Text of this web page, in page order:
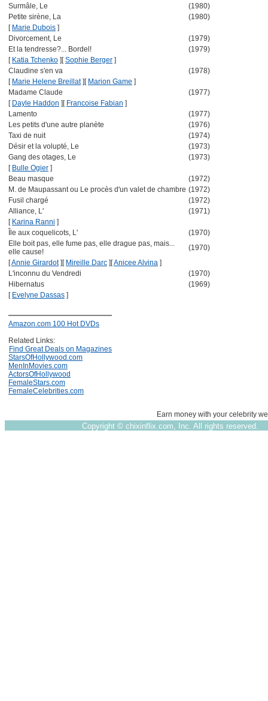
Surmâle, Le
(1980)
Petite sirène, La
(1980)
[ Marie Dubois ]
Divorcement, Le
(1979)
Et la tendresse?... Bordel!
(1979)
[ Katia Tchenko ] [Sophie Berger ]
Claudine s'en va
(1978)
[ Marie Helene Breillat] [ Marion Game ]
Madame Claude
(1977)
[ Dayle Haddon ] [ Francoise Fabian ]
Lamento
(1977)
Les petits d'une autre planète
(1976)
Taxi de nuit
(1974)
Désir et la volupté, Le
(1973)
Gang des otages, Le
(1973)
[ Bulle Ogier ]
Beau masque
(1972)
M. de Maupassant ou Le procès d'un valet de chambre (1972)
Fusil chargé
(1972)
Alliance, L'
(1971)
[ Karina Ranni ]
Île aux coquelicots, L'
(1970)
Elle boit pas, elle fume pas, elle drague pas, mais...
elle cause!
(1970)
[Annie Girardot] [ Mireille Darc ] [Anicee Alvina ]
L'inconnu du Vendredi
(1970)
Hibernatus
(1969)
[ Evelyne Dassas ]
Amazon.com 100 Hot DVDs
Related Links:
Find Great Deals on Magazines
StarsOfHollywood.com
MenInMovies.com
ActorsOfHollywood
FemaleStars.com
FemaleCelebrities.com
Earn money with your celebrity
Copyright © chixinflix.com, Inc. All rights reserved.